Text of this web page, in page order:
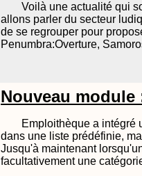
Voilà une actualité qui
allons parler du secteur
de se regrouper pour
Penumbra:Overture,
Nouveau
Emploithèque a intégré
dans une liste prédéfinie,
Jusqu'à maintenant
facultativement une